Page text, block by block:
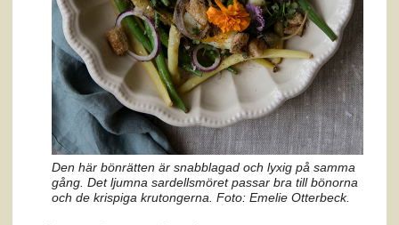
Den här bönrätten är snabblagad och lyxig på samma
gång. Det ljumna sardellsmöret passar bra till bönorna
och de krispiga krutongerna. Foto: Emelie Otterbeck.